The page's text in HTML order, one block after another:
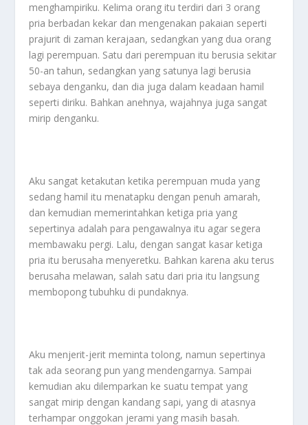
menghampiriku. Kelima orang itu terdiri dari 3 orang
pria berbadan kekar dan mengenakan pakaian seperti
prajurit di zaman kerajaan, sedangkan yang dua orang
lagi perempuan. Satu dari perempuan itu berusia sekitar
50-an tahun, sedangkan yang satunya lagi berusia
sebaya denganku, dan dia juga dalam keadaan hamil
seperti diriku. Bahkan anehnya, wajahnya juga sangat
mirip denganku.
Aku sangat ketakutan ketika perempuan muda yang
sedang hamil itu menatapku dengan penuh amarah,
dan kemudian memerintahkan ketiga pria yang
sepertinya adalah para pengawalnya itu agar segera
membawaku pergi. Lalu, dengan sangat kasar ketiga
pria itu berusaha menyeretku. Bahkan karena aku terus
berusaha melawan, salah satu dari pria itu langsung
membopong tubuhku di pundaknya.
Aku menjerit-jerit meminta tolong, namun sepertinya
tak ada seorang pun ️yang mendengarnya. Sampai
kemudian aku dilemparkan ke suatu tempat yang
sangat mirip dengan kandang sapi, yang di atasnya
terhampar onggokan jerami yang masih basah.